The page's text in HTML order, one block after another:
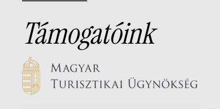
Támogatóink